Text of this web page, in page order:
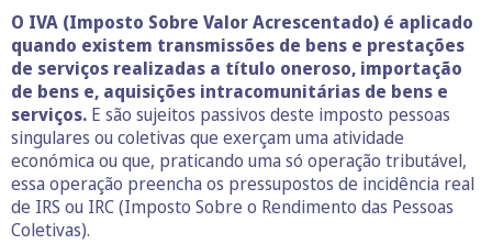
O IVA (Imposto Sobre Valor Acrescentado) é aplicado
quando existem transmissões de bens e prestações
de serviços realizadas a título oneroso, importação
de bens e, aquisições intracomunitárias de bens e
serviços. E são sujeitos passivos deste imposto pessoas
singulares ou coletivas que exerçam uma atividade
económica ou que, praticando uma só operação tributável,
essa operação preencha os pressupostos de incidência real
de IRS ou IRC (Imposto Sobre o Rendimento das Pessoas
Coletivas).